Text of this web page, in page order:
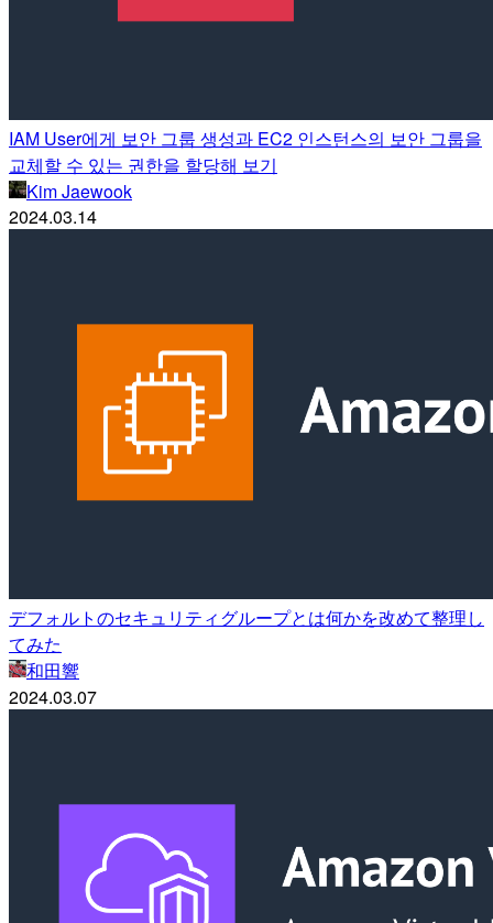
IAM User에게 보안 그룹 생성과 EC2 인스턴스의 보안 그룹을
교체할 수 있는 권한을 할당해 보기
Kim Jaewook
2024.03.14
デフォルトのセキュリティグループとは何かを改めて整理し
てみた
和田響
2024.03.07